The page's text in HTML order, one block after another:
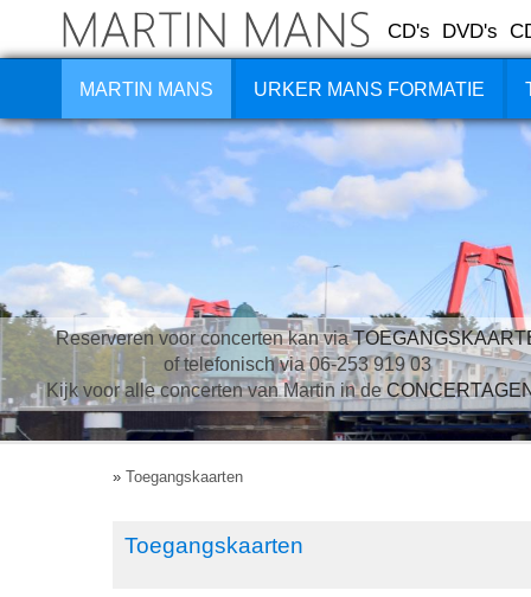
CD's DVD's
MARTIN MANS URKER MANS FORMATIE
Reserveren voor concerten kan via
of telefonisch via 06-253 919 03
Kijk voor alle concerten van Martin in de
» Toegangskaarten
Toegangskaarten